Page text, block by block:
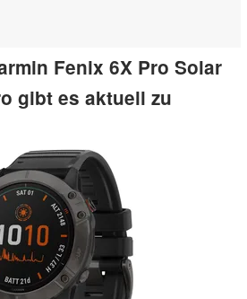
Fenix 6X Pro Solar
gibt es aktuell zu